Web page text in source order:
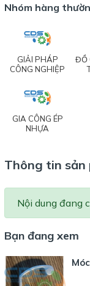
Nhóm hàng
GIẢI PHÁP
CÔNG NGHIỆP
ĐỒ
GIA CÔNG ÉP
NHỰA
Thông tin sản
Nội dung đang
Bạn đang xem